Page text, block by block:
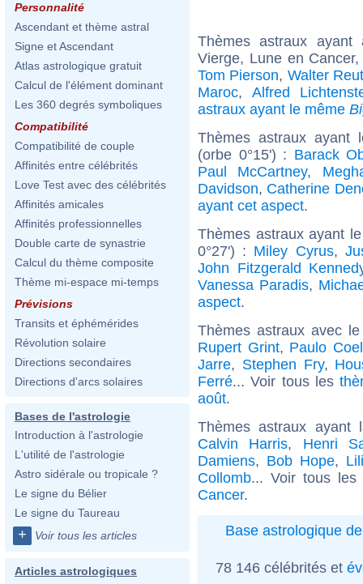
Personnalité
Ascendant et thème astral
Signe et Ascendant
Atlas astrologique gratuit
Calcul de l'élément dominant
Les 360 degrés symboliques
Compatibilité
Compatibilité de couple
Affinités entre célébrités
Love Test avec des célébrités
Affinités amicales
Affinités professionnelles
Double carte de synastrie
Calcul du thème composite
Thème mi-espace mi-temps
Prévisions
Transits et éphémérides
Révolution solaire
Directions secondaires
Directions d'arcs solaires
Bases de l'astrologie
Introduction à l'astrologie
L'utilité de l'astrologie
Astro sidérale ou tropicale ?
Le signe du Bélier
Le signe du Taureau
+ Voir tous les articles
Articles astrologiques
Thèmes astraux
Vierge, Lune en
Tom Pierson, Walter
Maroc, Alfred
astraux ayant le même
Thèmes astraux ayant
(orbe 0°15') : Barack
Paul McCartney,
Davidson, Catherine
ayant cet aspect.
Thèmes astraux ayant
0°27') : Miley Cyrus,
John Fitzgerald
Vanessa Paradis,
aspect.
Thèmes astraux avec
Rupert Grint, Paulo
Jarre, Stephen Fry,
Ferré... Voir tous les
août.
Thèmes astraux
Calvin Harris, Henri
Damiens, Bob Hope,
Collomb... Voir tous les
Cancer.
Base astrologique
78 146 célébrités et